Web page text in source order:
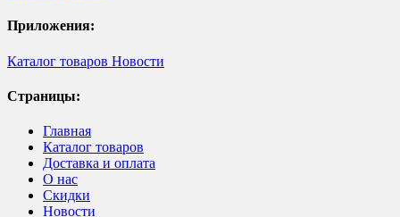
Приложения:
Каталог товаров Новости
Страницы:
Главная
Каталог товаров
Доставка и оплата
О нас
Скидки
Новости